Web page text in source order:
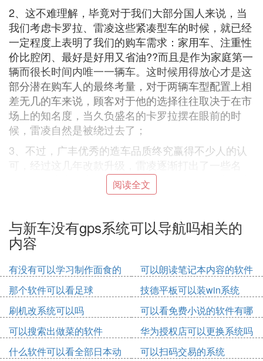
2、这不难理解，毕竟对于我们大部分国人来说，当
我们考虑卡罗拉、雷凌这些紧凑型车的时候，就已经
一定程度上表明了我们的购车需求：家用车、注重性
价比腔闭、最好是好用又省油??而且是作为家庭第一
辆而很长时间内唯一一辆车。这时候用得放心才是这
部分潜在购车人的最终考量，对于两辆车型配置上相
差无几的车来说，顾客对于他的选择往往取决于在市
场上的知名度，当久负盛名的卡罗拉摆在眼前的时
候，雷凌自然是被绕过去了；
3、不过，广丰优秀的造车品质终究赢得不少人的认
可，经过这几年改款升级，雷凌逐渐打出了一些名
气，也因为丰田出色的混动技术，雷凌爬上了紧凑车
主流的位置，2018年雷凌年销量超过了20万辆，成
车型；
4、当然了这跟隔壁兄弟卡罗拉37万辆的成绩还有很
升级，就被很多人解读为是为了缩小这种差距，因为
快人一步上市意味着可以消化长时间积累的消费欲
望，被全新卡罗拉吸引多时的用户会被快一步上市的
雷凌吸引过去。
（图/文/摄：太平洋汽车网问答叫兽）
阅读全文
与新车没有gps系统可以导航吗相关的
内容
有没有可以学习制作面食的
软件
可以朗读笔记本内容的软件
那个软件可以看足球
技德平板可以装win系统
刷机改系统可以吗
可以看免费小说的软件有哪
些
可以搜索出做菜的软件
华为授权店可以更换系统吗
什么软件可以看全部日本动
可以扫码交易的系统